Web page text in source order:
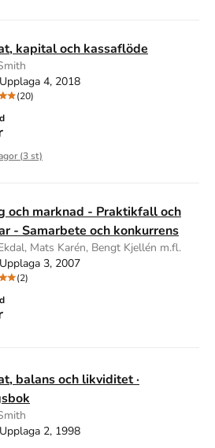
kapital och kassaflöde
4, 2018
(20)
(3st)
och marknad - Praktikfall och
- Samarbete och konkurrens
Mats Karén, Bengt Kjellén m.fl.
3, 2007
(2)
balans och likviditet ·
2, 1998